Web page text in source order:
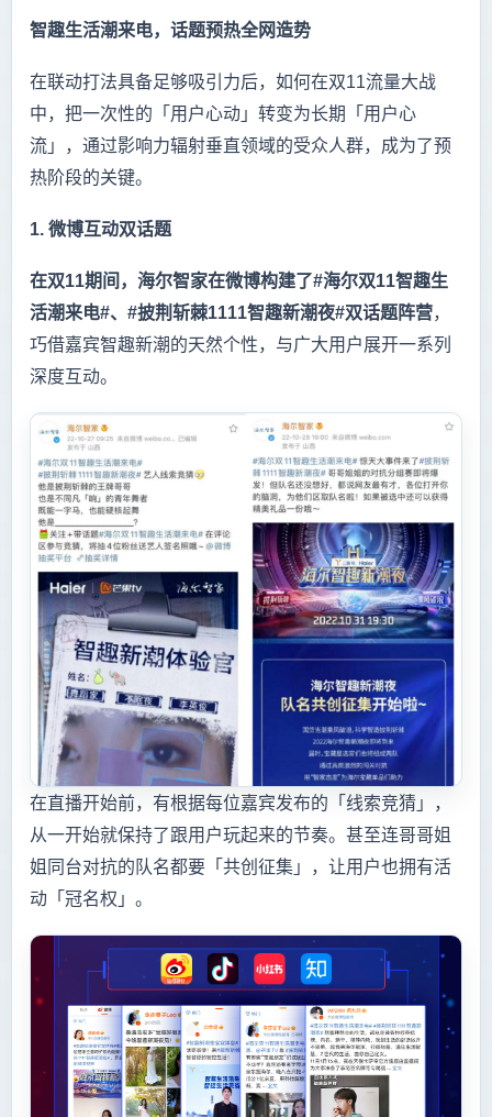
智趣生活潮来电，话题预热全网造势
在联动打法具备足够吸引力后，如何在双11流量大战
中，把一次性的「用户心动」转变为长期「用户心
流」，通过影响力辐射垂直领域的受众人群，成为了预
热阶段的关键。
1. 微博互动双话题
在双11期间，海尔智家在微博构建了#海尔双11智趣生
活潮来电#、#披荆斩棘1111智趣新潮夜#双话题阵营，
巧借嘉宾智趣新潮的天然个性，与广大用户展开一系列
深度互动。
在直播开始前，有根据每位嘉宾发布的「线索竞猜」，
从一开始就保持了跟用户玩起来的节奏。甚至连哥哥姐
姐同台对抗的队名都要「共创征集」，让用户也拥有活
动「冠名权」。